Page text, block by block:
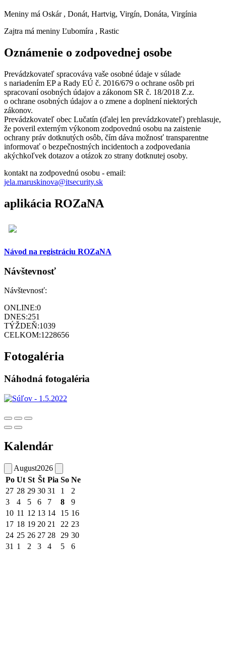
Meniny má Oskár , Donát, Hartvig, Virgín, Donáta, Virgínia
Zajtra má meniny Ľubomíra , Rastic
Oznámenie o zodpovednej osobe
Prevádzkovateľ spracováva vaše osobné údaje v súlade
s nariadením EP a Rady EÚ č. 2016/679 o ochrane osôb pri
spracovaní osobných údajov a zákonom SR č. 18/2018 Z.z.
o ochrane osobných údajov a o zmene a doplnení niektorých
zákonov.
Prevádzkovateľ obec Lučatín (ďalej len prevádzkovateľ) prehlasuje,
že poveril externým výkonom zodpovednú osobu na zaistenie
ochrany práv dotknutých osôb, čím dáva možnosť transparentne
informovať o bezpečnostných incidentoch a zodpovedania
akýchkoľvek dotazov a otázok zo strany dotknutej osoby.
kontakt na zodpovednú osobu - email:
jela.maruskinova@itsecurity.sk
aplikácia ROZaNA
Návod na registráciu ROZaNA
Návštevnosť
Návštevnosť:
ONLINE:0
DNES:251
TÝŽDEŇ:1039
CELKOM:1228656
Fotogaléria
Náhodná fotogaléria
Kalendár
August2026
Po Ut St Št Pia So Ne
27 28 29 30 31 1
2
3
4 5 6 7 8
9
10 11 12 13 14 15 16
17 18 19 20 21 22 23
24 25 26 27 28 29 30
31 1 2 3 4 5 6